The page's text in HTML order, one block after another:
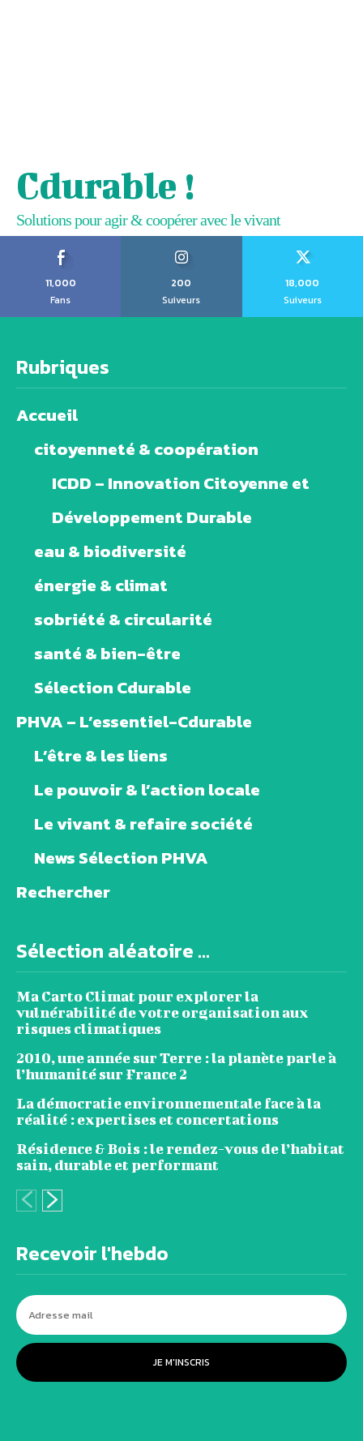
Cdurable !
Solutions pour agir & coopérer avec le vivant
11,000
Fans
200
Suiveurs
18,000
Suiveurs
Rubriques
Accueil
citoyenneté & coopération
ICDD – Innovation Citoyenne et
Développement Durable
eau & biodiversité
énergie & climat
sobriété & circularité
santé & bien-être
Sélection Cdurable
PHVA – L’essentiel-Cdurable
L’être & les liens
Le pouvoir & l’action locale
Le vivant & refaire société
News Sélection PHVA
Rechercher
Sélection aléatoire ...
Ma Carto Climat pour explorer la
vulnérabilité de votre organisation aux
risques climatiques
2010, une année sur Terre : la planète parle à
l’humanité sur France 2
La démocratie environnementale face à la
réalité : expertises et concertations
Résidence & Bois : le rendez-vous de l’habitat
sain, durable et performant
Recevoir l'hebdo
JE M'INSCRIS